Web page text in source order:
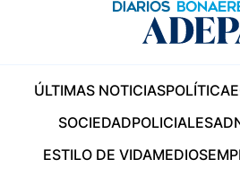
ÚLTIMAS NOTICIASPOLÍTICA
SOCIEDADPOLICIALES
ESTILO DE VIDAMEDIOS